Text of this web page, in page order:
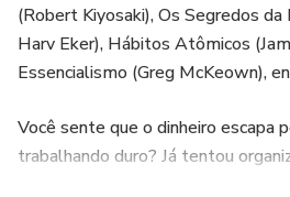
(Robert Kiyosaki), Os Segredos
Harv Eker), Hábitos Atômicos
Essencialismo (Greg McKeown),
Você sente que o dinheiro escapa
trabalhando duro? Já tentou